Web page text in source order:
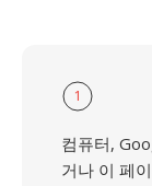
1
컴퓨터,
거나 이 페